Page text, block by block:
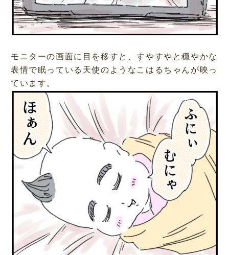
モニターの画面に目を移すと、すやすやと穏やかな
表情で眠っている天使のようなこはるちゃんが映っ
ています。